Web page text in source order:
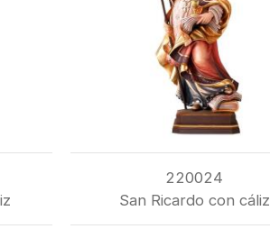
220024
San Ricardo con cáliz